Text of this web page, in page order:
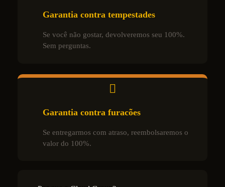
Garantia contra tempestades
Se você não gostar, devolveremos seu 100%.
Sem perguntas.
Garantia contra furacões
Se entregarmos com atraso, reembolsaremos o
valor do 100%.